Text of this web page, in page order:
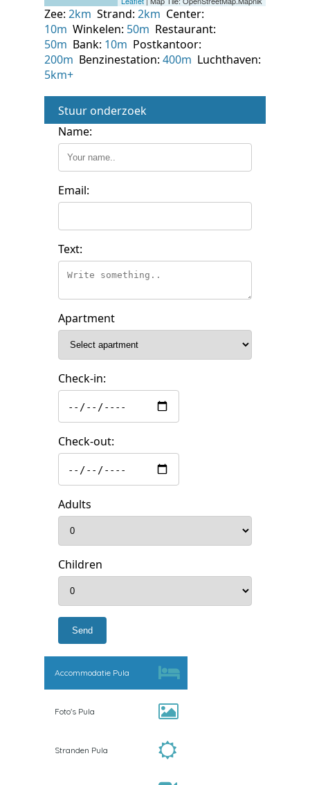
Zee: 2km Strand: 2km Center:
10m Winkelen: 50m Restaurant:
50m Bank: 10m Postkantoor:
200m Benzinestation: 400m Luchthaven:
5km+
Stuur onderzoek
Name:
Email:
Text:
Apartment
Check-in:
Check-out:
Adults
Children
Accommodatie Pula
Foto's Pula
Stranden Pula